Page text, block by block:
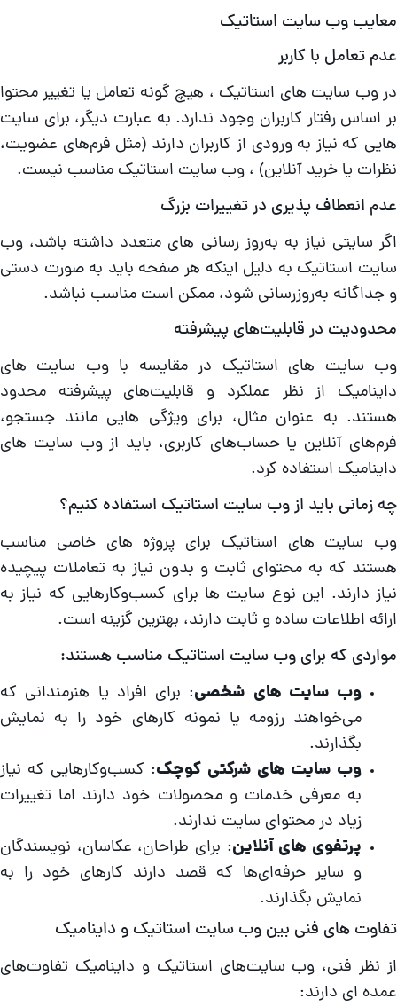
وب سایت استاتیک
تعامل با کاربر
وب سایت‌ های استاتیک ، هیچ گونه تعامل یا تغییر محتوا
اساس رفتار کاربران وجود ندارد. به عبارت دیگر، برای سایت‌
که نیاز به ورودی از کاربران دارند (مثل فرم‌های عضویت،
یا خرید آنلاین) ، وب سایت استاتیک مناسب نیست.
انعطاف پذیری در تغییرات بزرگ
سایتی نیاز به به‌روز رسانی‌ های متعدد داشته باشد، وب
استاتیک به دلیل اینکه هر صفحه باید به صورت دستی
جداگانه به‌روزرسانی شود، ممکن است مناسب نباشد.
در قابلیت‌های پیشرفته
سایت‌ های استاتیک در مقایسه با وب سایت‌ های
از نظر عملکرد و قابلیت‌های پیشرفته محدود
به عنوان مثال، برای ویژگی‌ هایی مانند جستجو،
آنلاین یا حساب‌های کاربری، باید از وب سایت‌ های
استفاده کرد.
زمانی باید از وب سایت استاتیک استفاده کنیم؟
سایت‌ های استاتیک برای پروژه‌ های خاصی مناسب
که به محتوای ثابت و بدون نیاز به تعاملات پیچیده
دارند. این نوع سایت‌ ها برای کسب‌وکارهایی که نیاز به
اطلاعات ساده و ثابت دارند، بهترین گزینه است.
که برای وب سایت استاتیک مناسب هستند:
وب سایت‌ های شخصی: برای افراد یا هنرمندانی که
می‌خواهند رزومه یا نمونه کارهای خود را به نمایش
بگذارند.
وب سایت‌ های شرکتی کوچک: کسب‌وکارهایی که نیاز
به معرفی خدمات و محصولات خود دارند اما تغییرات
زیاد در محتوای سایت ندارند.
پرتفوی‌ های آنلاین: برای طراحان، عکاسان، نویسندگان
و سایر حرفه‌ای‌ها که قصد دارند کارهای خود را به
نمایش بگذارند.
های فنی بین وب سایت استاتیک و داینامیک
نظر فنی، وب سایت‌های استاتیک و داینامیک تفاوت‌های
ای دارند: